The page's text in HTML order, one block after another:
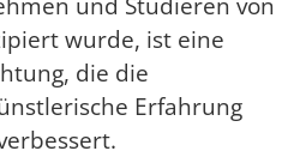
wurde, ist eine
die die
Erfahrung